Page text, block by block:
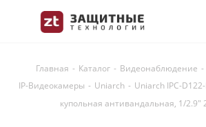
Главная - Каталог - Видеонаблюдение -
IP-Видеокамеры - Uniarch - Uniarch IPC-
купольная антивандальная, 1/